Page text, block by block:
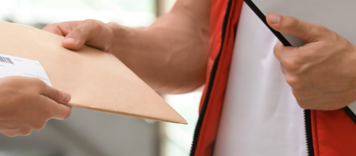
Land auswählen
Rufen Sie uns an
Öffnungszeiten